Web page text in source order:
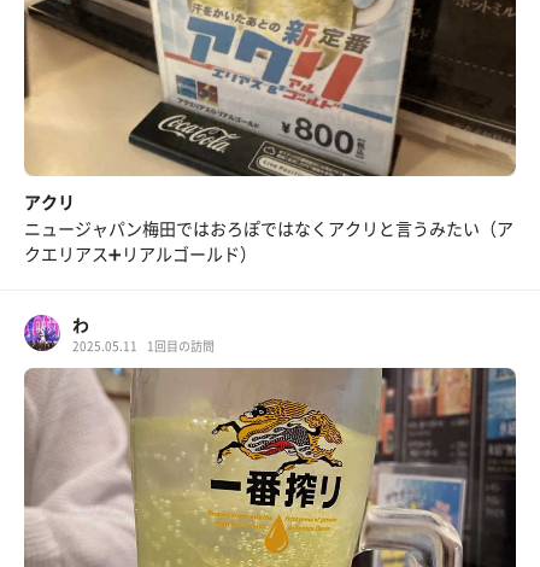
アクリ
ニュージャパン梅田ではおろぽではなくアクリと言うみたい（ア
クエリアス➕リアルゴールド）
わ
2025.05.11 1回目の訪問